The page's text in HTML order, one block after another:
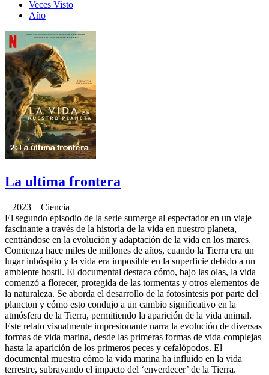
Veces Visto
Año
La ultima frontera
2023 Ciencia
El segundo episodio de la serie sumerge al espectador en un viaje
fascinante a través de la historia de la vida en nuestro planeta,
centrándose en la evolución y adaptación de la vida en los mares.
Comienza hace miles de millones de años, cuando la Tierra era un
lugar inhóspito y la vida era imposible en la superficie debido a un
ambiente hostil. El documental destaca cómo, bajo las olas, la vida
comenzó a florecer, protegida de las tormentas y otros elementos de
la naturaleza. Se aborda el desarrollo de la fotosíntesis por parte del
plancton y cómo esto condujo a un cambio significativo en la
atmósfera de la Tierra, permitiendo la aparición de la vida animal.
Este relato visualmente impresionante narra la evolución de diversas
formas de vida marina, desde las primeras formas de vida complejas
hasta la aparición de los primeros peces y cefalópodos. El
documental muestra cómo la vida marina ha influido en la vida
terrestre, subrayando el impacto del ‘enverdecer’ de la Tierra.